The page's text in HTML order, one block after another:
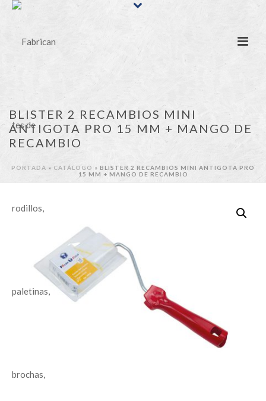
BLISTER 2 RECAMBIOS MINI
ANTIGOTA PRO 15 MM + MANGO DE
RECAMBIO
PORTADA » CATÁLOGO » BLISTER 2 RECAMBIOS MINI ANTIGOTA PRO
15 MM + MANGO DE RECAMBIO